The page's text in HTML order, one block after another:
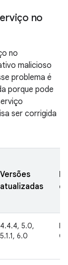
no
no
malicioso
problema é
porque pode
ser corrigida
Versões
atualizadas
4.4.4, 5.0,
5.1.1, 6.0